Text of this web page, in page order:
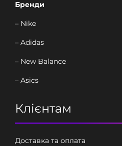
Бренди
– Nike
– Adidas
– New Balance
– Asics
Клієнтам
Доставка та оплата